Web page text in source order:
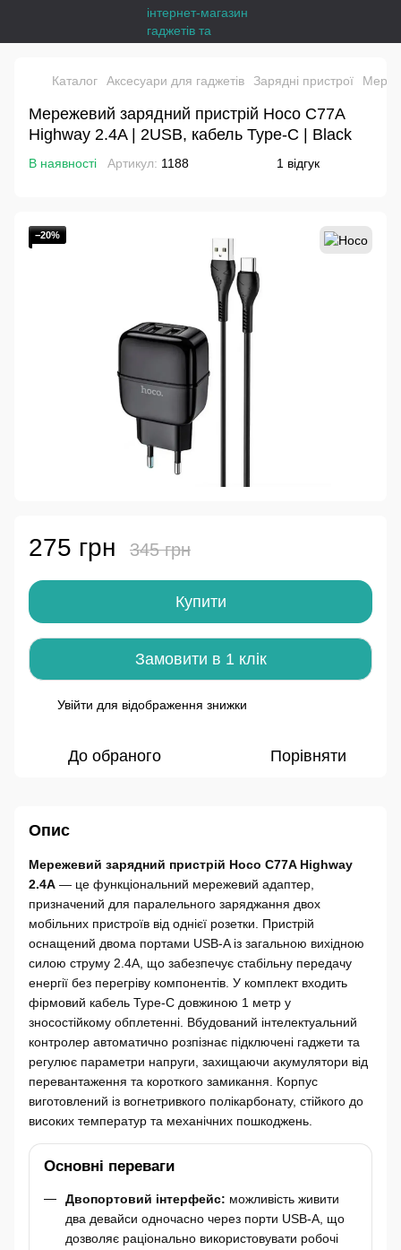
Каталог Аксесуари для гаджетів Зарядні пристрої
Мережевий зарядний пристрій Hoco C77A
Highway 2.4A | 2USB, кабель Type-C | Black
В наявності Артикул: 1188 1 відгук
−20%
275 грн 345 грн
Купити
Замовити в 1 клік
Увійти для відображення знижки
До обраного Порівняти
Опис
Мережевий зарядний пристрій Hoco C77A Highway
2.4A — це функціональний мережевий адаптер,
призначений для паралельного заряджання двох
мобільних пристроїв від однієї розетки. Пристрій
оснащений двома портами USB-A із загальною вихідною
силою струму 2.4А, що забезпечує стабільну передачу
енергії без перегріву компонентів. У комплект входить
фірмовий кабель Type-C довжиною 1 метр у
зносостійкому обплетенні. Вбудований інтелектуальний
контролер автоматично розпізнає підключені гаджети та
регулює параметри напруги, захищаючи акумулятори від
перевантаження та короткого замикання. Корпус
виготовлений із вогнетривкого полікарбонату, стійкого до
високих температур та механічних пошкоджень.
Основні переваги
Двопортовий інтерфейс: можливість живити
два девайси одночасно через порти USB-A, що
дозволяє раціонально використовувати робочі